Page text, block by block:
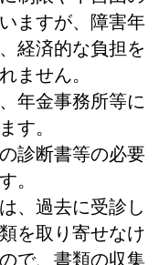
ますが、障害年
経済的な負担を
ません。
年金事務所等に
す。
診断書等の必要
。
、過去に受診し
を取り寄せなけ
で、書類の収集